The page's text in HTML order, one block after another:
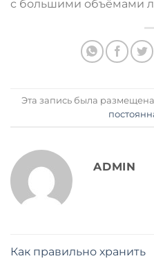
с большими объёмами
Эта запись была
ADMIN
Как правильно хранить